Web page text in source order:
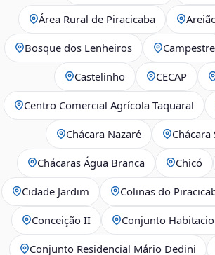
Área Rural de Piracicaba
Bosque dos Lenheiros Campestre
Castelinho CECAP
Centro Comercial Agrícola Taquaral
Chácara Nazaré Chácara
Chácaras Água Branca Chicó
Cidade Jardim Colinas do
Conceição II Conjunto
Conjunto Residencial Mário Dedini